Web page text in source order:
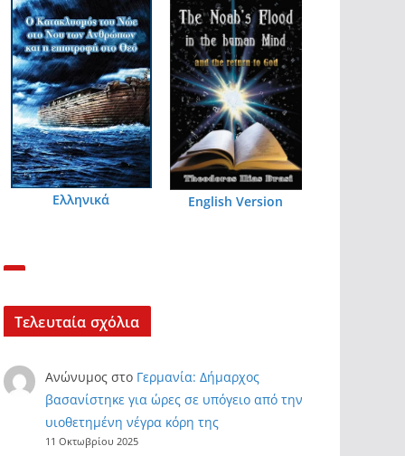
Ελληνικά English Version
Τελευταία σχόλια
Ανώνυμοςστο Γερμανία: Δήμαρχος
βασανίστηκε για ώρες σε υπόγειο από την
υιοθετημένη νέγρα κόρη της
11 Οκτωβρίου 2025